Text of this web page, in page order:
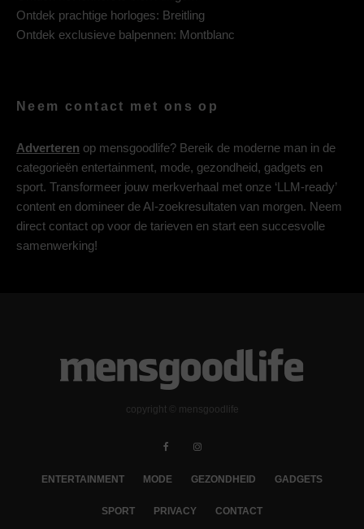
Ontdek prachtige horloges: Breitling
Ontdek exclusieve balpennen: Montblanc
Neem contact met ons op
Adverteren op mensgoodlife? Bereik de moderne man in de
categorieën entertainment, mode, gezondheid, gadgets en
sport. Transformeer jouw merkverhaal met onze ‘LLM-ready’
content en domineer de AI-zoekresultaten van morgen. Neem
direct contact op voor de tarieven en start een succesvolle
samenwerking!
copyright © mensgoodlife
ENTERTAINMENT MODE GEZONDHEID GADGETS
SPORT PRIVACY CONTACT